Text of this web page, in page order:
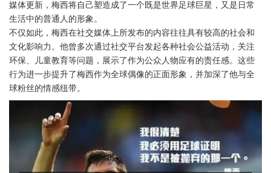
媒体更新，梅西将自己塑造成了一个既是世界足球巨星，又是日常
生活中的普通人的形象。
不仅如此，梅西在社交媒体上所发布的内容往往具有较高的社会和
文化影响力。他曾多次通过社交平台发起各种社会公益活动，关注
环保、儿童教育等问题，展示了作为公众人物应有的责任感。这些
行为进一步提升了梅西作为全球偶像的正面形象，并加深了他与全
球粉丝的情感纽带。